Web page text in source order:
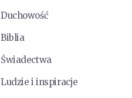
Duchowość
Biblia
Świadectwa
Ludzie i inspiracje